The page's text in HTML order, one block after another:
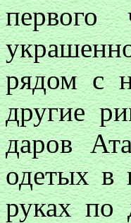
рядом с
другие
даров
одетых в
руках по